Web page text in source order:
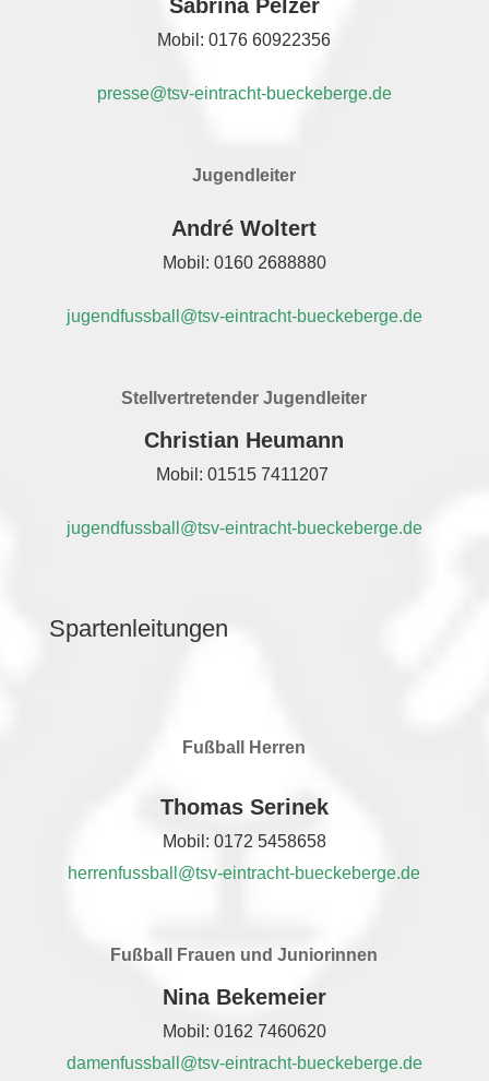
Sabrina Pelzer
Mobil: 0176 60922356
presse@tsv-eintracht-bueckeberge.de
Jugendleiter
André Woltert
Mobil: 0160 2688880
jugendfussball@tsv-eintracht-bueckeberge.de
Stellvertretender Jugendleiter
Christian Heumann
Mobil: 01515 7411207
jugendfussball@tsv-eintracht-bueckeberge.de
Spartenleitungen
Fußball Herren
Thomas Serinek
Mobil: 0172 5458658
herrenfussball@tsv-eintracht-bueckeberge.de
Fußball Frauen und Juniorinnen
Nina Bekemeier
Mobil: 0162 7460620
damenfussball@tsv-eintracht-bueckeberge.de